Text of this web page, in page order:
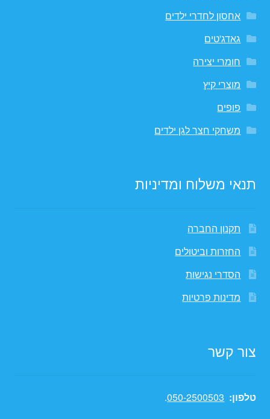
אחסון לחדרי ילדים
גאדג'טים
חומרי יצירה
מוצרי קיץ
פופים
משחקי חצר לגן ילדים
תנאי משלוח ומדיניות
תקנון החברה
החזרות וביטולים
הסדרי נגישות
מדינות פרטיות
צור קשר
טלפון: 050-2500503
.